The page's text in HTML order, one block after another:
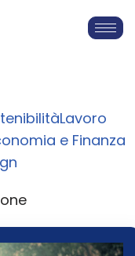
Lavoro
e Finanza